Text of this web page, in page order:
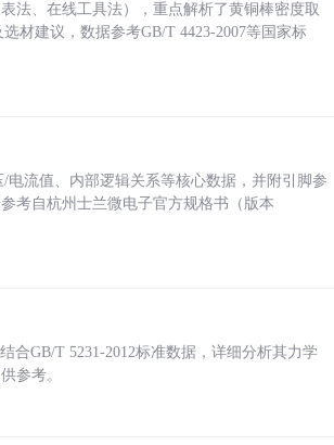
法、在线工具法），重点解析了黄铜棒密度取
材建议，数据参考GB/T 4423-2007等国家标
流值、内部逻辑关系等核心数据，并附引脚参
考自杭州士兰微电子官方规格书（版本
合GB/T 5231-2012标准数据，详细分析其力学
参考。